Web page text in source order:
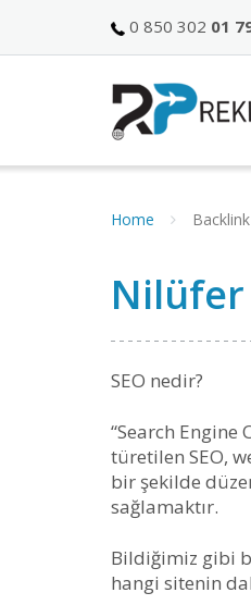
0 850 302 01
Home
Nilüfer
SEO nedir?
“Search
türetilen SEO,
bir şekilde
sağlamaktır.
Bildiğimiz gibi
hangi sitenin